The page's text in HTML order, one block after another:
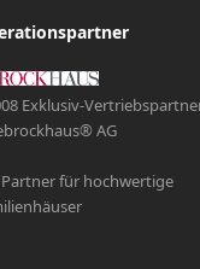
Exklusiv-
AG
für hochwertige